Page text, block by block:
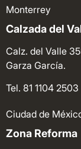
Monterrey
Calzada del
Calz. del Valle
Garza García.
Tel. 81 1104 2503
Ciudad de
Zona Reforma